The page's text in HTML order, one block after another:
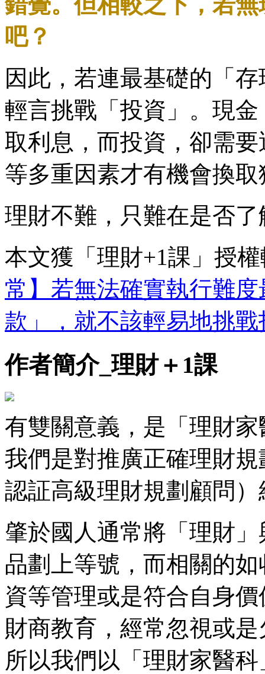
吧？
因此，若連最基礎的「
輕言挑戰「投資」。現
取利息，而投資，卻需
等多重因素才有機會換取
理財不難，只難在是否
本文獲「理財+1課」授
常】若無法確實執行難
款」，就不該輕易地挑戰
作者簡介_理財＋1課
有雙關意義，是「理財
我們是對推廣正確理財
認証高級理財規劃顧問）
肇於國人通常將「理財
品劃上等號，而相關的
資等管理或是符合自身
財商教育，經常忽視或
所以我們以「理財家醫